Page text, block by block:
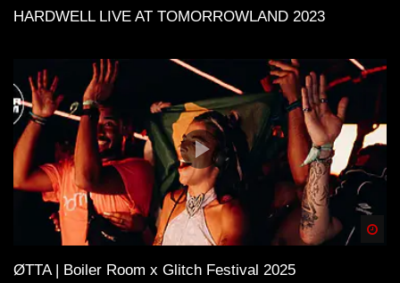
HARDWELL LIVE AT TOMORROWLAND 2023
ØTTA | Boiler Room x Glitch Festival 2025